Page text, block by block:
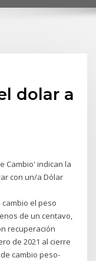
dolar a
Cambio' indican la
con un/a Dólar
de un centavo,
recuperación
de 2021 al cierre
de cambio peso-